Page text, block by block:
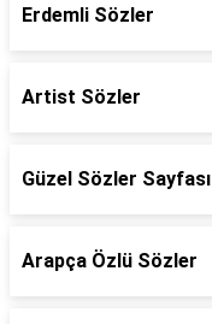
Erdemli Sözler
Artist Sözler
Güzel Sözler Sayfası
Arapça Özlü Sözler